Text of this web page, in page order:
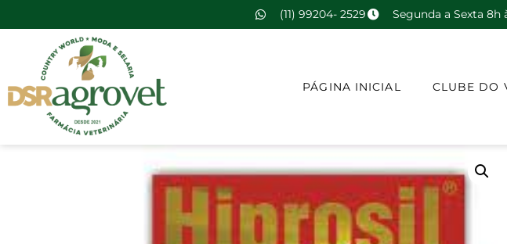
(11) 99204- 2529 Segunda a Sexta 8h
PÁGINA INICIAL CLUBE DO